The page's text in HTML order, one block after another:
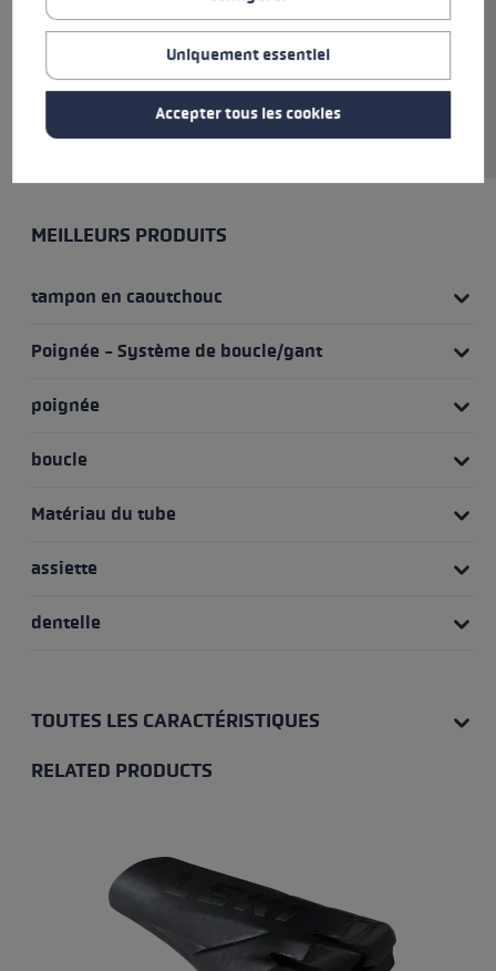
de la poignée en un clin d'œil. La
pointe Speed Tip en métal
trempé est légèrement inclinée
vers l'avant pour une utilisation
MEILLEURS PRODUITS
tampon en caoutchouc
Poignée - Système de boucle/gant
poignée
boucle
Matériau du tube
assiette
dentelle
TOUTES LES CARACTÉRISTIQUES
RELATED PRODUCTS
Uniquement essentiel
Accepter tous les cookies